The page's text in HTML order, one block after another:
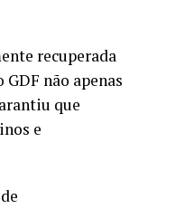
recuperada
não apenas
que
e